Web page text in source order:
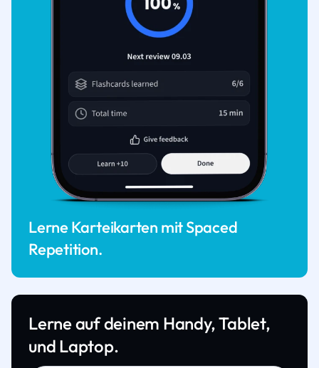
Lerne Karteikarten mit Spaced
Repetition.
Lerne auf deinem Handy, Tablet,
und Laptop.